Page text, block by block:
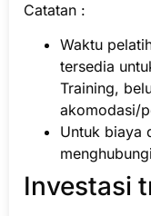
Catatan :
Waktu
tersedia
Training,
akomodasi/
Untuk biaya
Investasi